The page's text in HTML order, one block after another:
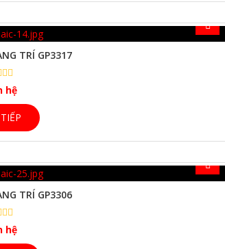
TRÍ GP3317
hệ
TRÍ GP3306
hệ